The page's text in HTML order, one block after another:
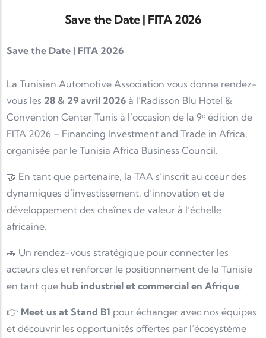
Save the Date | FITA 2026
Save the Date | FITA 2026
La Tunisian Automotive Association vous donne rendez-
vous les 28 & 29 avril 2026 à l’Radisson Blu Hotel &
Convention Center Tunis à l’occasion de la 9ᵉ édition de
FITA 2026 – Financing Investment and Trade in Africa,
organisée par le Tunisia Africa Business Council.
🤝 En tant que partenaire, la TAA s’inscrit au cœur des
dynamiques d’investissement, d’innovation et de
développement des chaînes de valeur à l’échelle
africaine.
🚗 Un rendez-vous stratégique pour connecter les
acteurs clés et renforcer le positionnement de la Tunisie
en tant que hub industriel et commercial en Afrique.
👉 Meet us at Stand B1 pour échanger avec nos équipes
et découvrir les opportunités offertes par l’écosystème